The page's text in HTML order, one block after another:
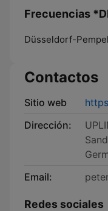
Frecuencias
Düsseldorf-
Contactos
Sitio web
Dirección:
Email:
Redes sociales